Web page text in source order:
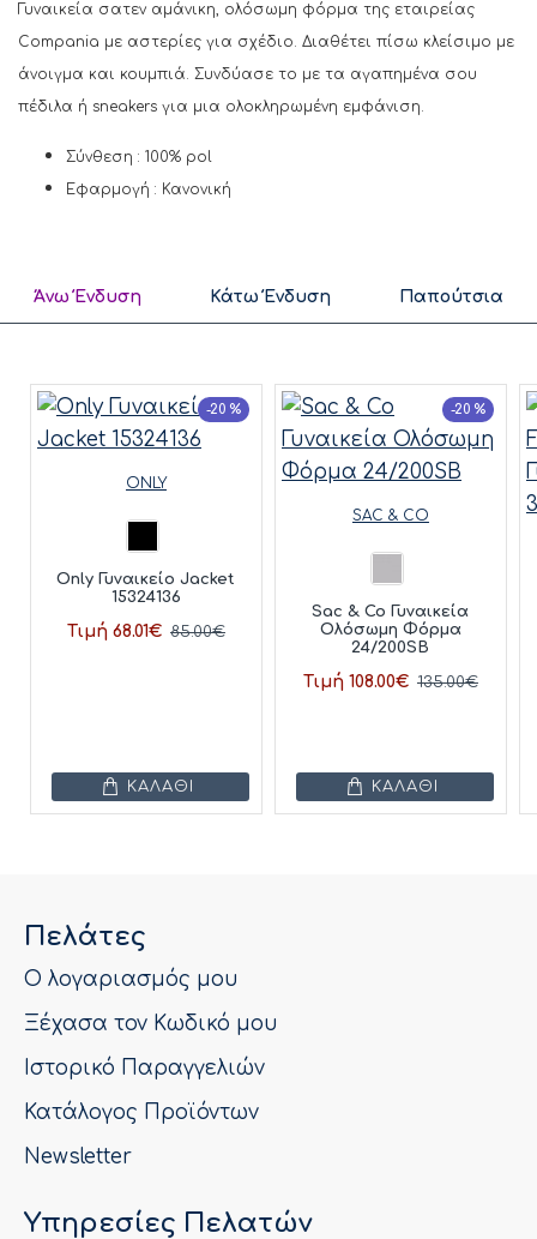
Γυναικεία σατεν αμάνικη, ολόσωμη φόρμα της εταιρείας
Compania με αστερίες για σχέδιο. Διαθέτει πίσω κλείσιμο με
άνοιγμα και κουμπιά. Συνδύασε το με τα αγαπημένα σου
πέδιλα ή sneakers για μια ολοκληρωμένη εμφάνιση.
Σύνθεση : 100% pol
Εφαρμογή : Κανονική
Άνω Ένδυση Κάτω Ένδυση Παπούτσια
-20 %
ONLY
Only Γυναικείο Jacket
15324136
Τιμή 68.01€ 85.00€
ΚΑΛΆΘΙ
-20 %
SAC & CO
Sac & Co Γυναικεία
Ολόσωμη Φόρμα
24/200SB
Τιμή 108.00€ 135.00€
ΚΑΛΆΘΙ
Πελάτες
Ο λογαριασμός μου
Ξέχασα τον Κωδικό μου
Ιστορικό Παραγγελιών
Κατάλογος Προϊόντων
Newsletter
Υπηρεσίες Πελατών